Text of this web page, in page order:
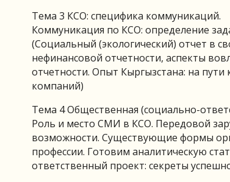
Тема 3 КСО: специфика коммуникаций.
Коммуникация по КСО: определение
(Социальный (экологический) отчет в
нефинансовой отчетности, аспекты
отчетности. Опыт Кыргызстана: на
компаний)
Тема 4 Общественная (социально-
Роль и место СМИ в КСО. Передовой
возможности. Существующие формы
профессии. Готовим аналитическую
ответственный проект: секреты